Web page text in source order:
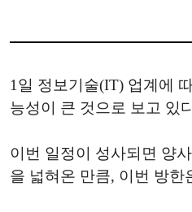
1일 정보기술(IT) 업계에
능성이 큰 것으로 보고 있
이번 일정이 성사되면 양
을 넓혀온 만큼, 이번 방